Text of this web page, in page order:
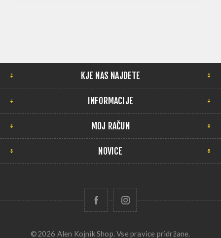
KJE NAS NAJDETE
INFORMACIJE
MOJ RAČUN
NOVICE
©2026 Alen Kojnik Shop. Vse pravice pridržane.